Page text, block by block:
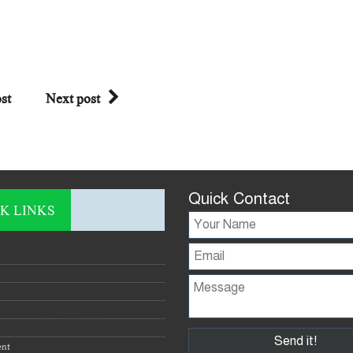
Next post
LINKS
Quick Contact